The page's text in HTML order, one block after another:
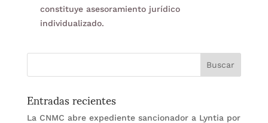
constituye asesoramiento jurídico
individualizado.
Entradas recientes
La CNMC abre expediente sancionador a Lyntia por